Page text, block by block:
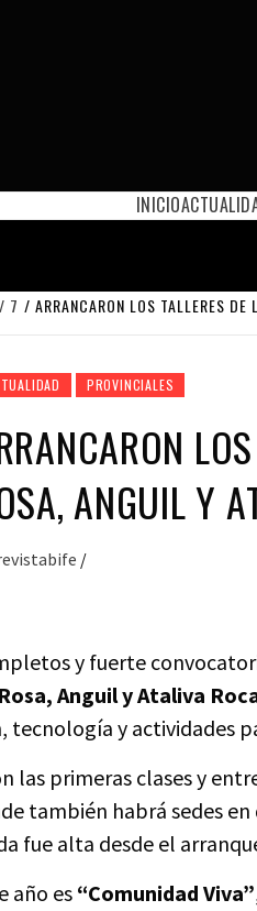
INICIO
7 ARRANCARON LOS TALLERES
PROVINCIALES
ANGUIL Y
/
y fuerte
Anguil y Ataliva
tecnología y actividades
las primeras clases y
también habrá sedes
fue alta desde el
año es “Comunidad Viva”